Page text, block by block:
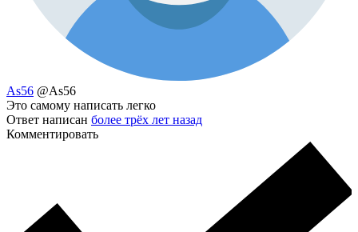
As56 @As56
Это самому написать легко
Ответ написан более трёх лет назад
Комментировать